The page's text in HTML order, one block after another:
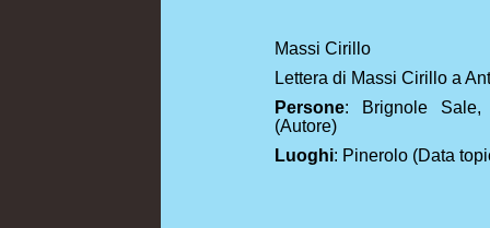
Massi Cirillo
Lettera di Massi Cirillo a
Persone: Brignole Sale,
(Autore)
Luoghi: Pinerolo (Data